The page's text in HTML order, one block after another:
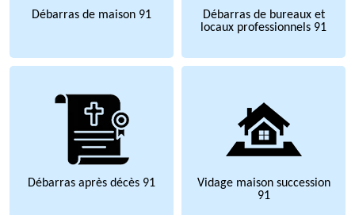
Débarras de maison 91
Débarras de bureaux et
locaux professionnels 91
Débarras après décès 91
Vidage maison succession
91